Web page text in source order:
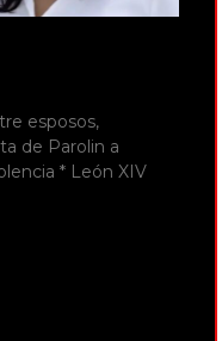
esposos,
de Parolin a
* León XIV